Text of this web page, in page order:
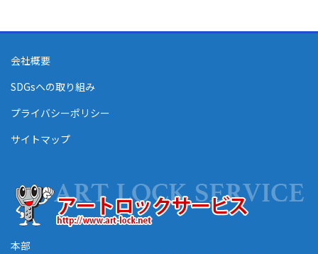
会社概要
SDGsへの取り組み
プライバシーポリシー
サイトマップ
本部